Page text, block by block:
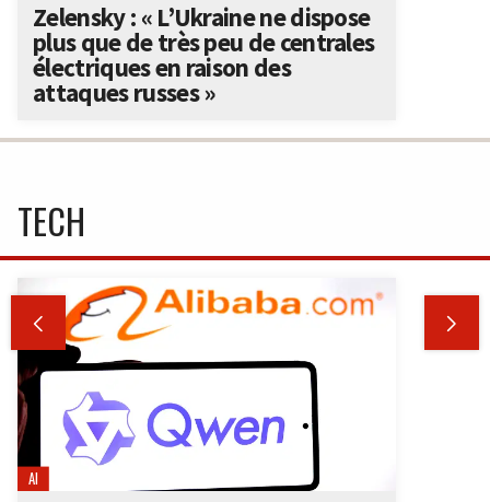
Zelensky : « L’Ukraine ne dispose
plus que de très peu de centrales
électriques en raison des
attaques russes »
TECH
 
AI